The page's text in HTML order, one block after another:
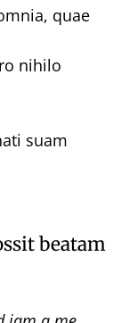
quae
nihilo
suam
beatam